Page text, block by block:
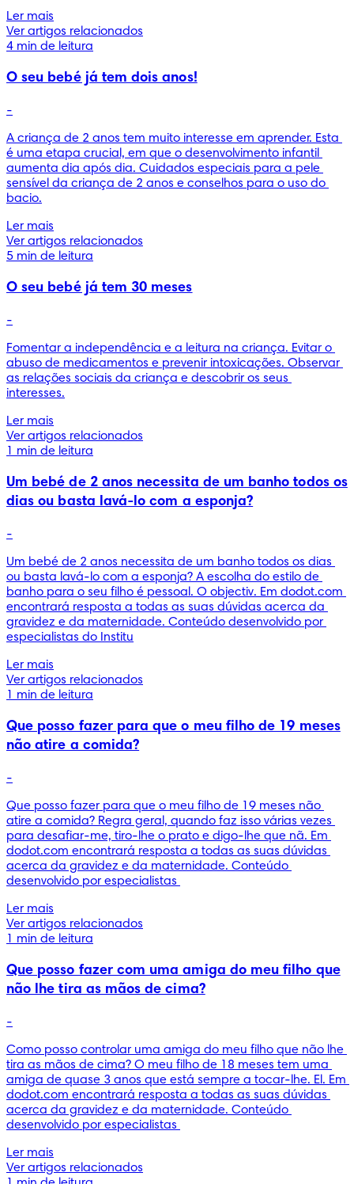
Ler mais
Ver artigos relacionados
4 min de leitura
O seu bebé já tem dois anos!
-
A criança de 2 anos tem muito interesse em aprender. Esta
é uma etapa crucial, em que o desenvolvimento infantil
aumenta dia após dia. Cuidados especiais para a pele
sensível da criança de 2 anos e conselhos para o uso do
bacio.
Ler mais
Ver artigos relacionados
5 min de leitura
O seu bebé já tem 30 meses
-
Fomentar a independência e a leitura na criança. Evitar o
abuso de medicamentos e prevenir intoxicações. Observar
as relações sociais da criança e descobrir os seus
interesses.
Ler mais
Ver artigos relacionados
1 min de leitura
Um bebé de 2 anos necessita de um banho todos os
dias ou basta lavá-lo com a esponja?
-
Um bebé de 2 anos necessita de um banho todos os dias
ou basta lavá-lo com a esponja? A escolha do estilo de
banho para o seu filho é pessoal. O objectiv. Em dodot.com
encontrará resposta a todas as suas dúvidas acerca da
gravidez e da maternidade. Conteúdo desenvolvido por
especialistas do Institu
Ler mais
Ver artigos relacionados
1 min de leitura
Que posso fazer para que o meu filho de 19 meses
não atire a comida?
-
Que posso fazer para que o meu filho de 19 meses não
atire a comida? Regra geral, quando faz isso várias vezes
para desafiar-me, tiro-lhe o prato e digo-lhe que nã. Em
dodot.com encontrará resposta a todas as suas dúvidas
acerca da gravidez e da maternidade. Conteúdo
desenvolvido por especialistas
Ler mais
Ver artigos relacionados
1 min de leitura
Que posso fazer com uma amiga do meu filho que
não lhe tira as mãos de cima?
-
Como posso controlar uma amiga do meu filho que não lhe
tira as mãos de cima? O meu filho de 18 meses tem uma
amiga de quase 3 anos que está sempre a tocar-lhe. El. Em
dodot.com encontrará resposta a todas as suas dúvidas
acerca da gravidez e da maternidade. Conteúdo
desenvolvido por especialistas
Ler mais
Ver artigos relacionados